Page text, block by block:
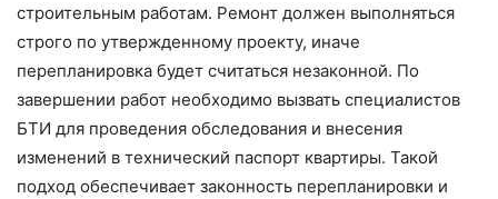
строительным работам. Ремонт должен выполняться
строго по утвержденному проекту, иначе
перепланировка будет считаться незаконной. По
завершении работ необходимо вызвать специалистов
БТИ для проведения обследования и внесения
изменений в технический паспорт квартиры. Такой
подход обеспечивает законность перепланировки и